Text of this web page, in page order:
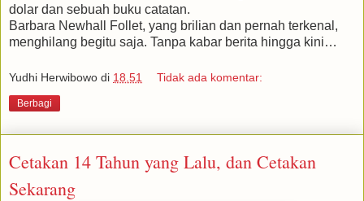
dolar dan sebuah buku catatan.
Barbara Newhall Follet, yang brilian dan pernah terkenal,
menghilang begitu saja. Tanpa kabar berita hingga kini…
Yudhi Herwibowo di 18.51 Tidak ada komentar:
Berbagi
Cetakan 14 Tahun yang Lalu, dan Cetakan
Sekarang